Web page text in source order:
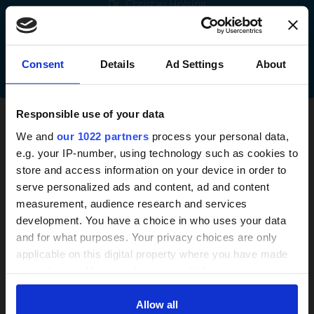
Consent Details Ad Settings About
Responsible use of your data
We and our 1022 partners process your personal data,
e.g. your IP-number, using technology such as cookies to
store and access information on your device in order to
serve personalized ads and content, ad and content
measurement, audience research and services
development. You have a choice in who uses your data
and for what purposes. Your privacy choices are only
applicable on this digital property where you have made
any time from the Cookie Declaration or by clicking on
Allow all
Dr. Christan Holsing
Geschäftsführer 24h-pflege-check.de
JETZT BEWERTEN
Finden Sie Humanis - Pflege- und
Betreuungsdienst für pflegebedürftige
24h-Betreuungskraft
gesucht?
Über 800 Anbieter